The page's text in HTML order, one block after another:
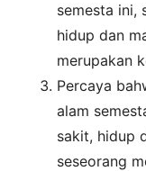
semesta ini,
hidup dan
merupakan
Percaya
alam
sakit, hidup
seseorang